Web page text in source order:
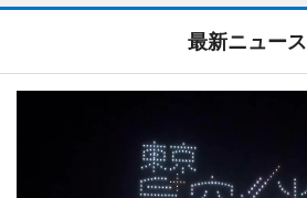
最新ニュース